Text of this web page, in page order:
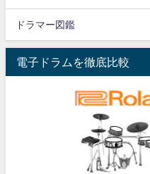
ドラマー図鑑
電子ドラムを徹底比較